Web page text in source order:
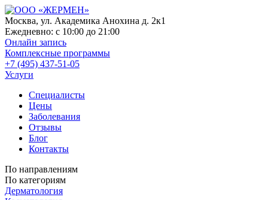
Москва, ул. Академика Анохина д. 2к1
Ежедневно: с 10:00 до 21:00
Онлайн запись
Комплексные программы
+7 (495) 437-51-05
Услуги
Специалисты
Цены
Заболевания
Отзывы
Блог
Контакты
По направлениям
По категориям
Дерматология